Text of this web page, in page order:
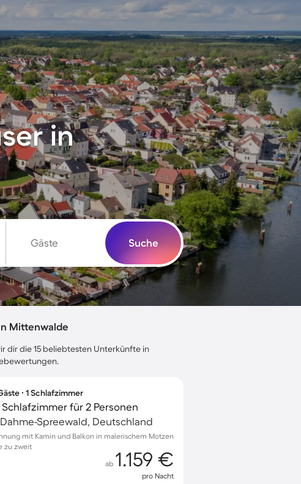
in
Gäste Suche
Mittenwalde
dir die 15 beliebtesten Unterkünfte in
∙ 1 Schlafzimmer
für 2 Personen
Spreewald, Deutschland
mit Kamin und Balkon in malerischem Motzen
zu zweit
ab 1.159 €
pro Nacht